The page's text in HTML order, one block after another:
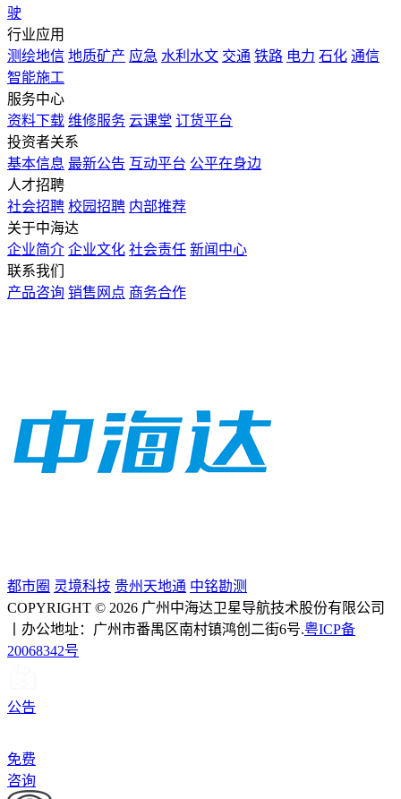
驶
行业应用
测绘地信 地质矿产 应急 水利水文 交通 铁路 电力 石化 通信
智能施工
服务中心
资料下载 维修服务 云课堂 订货平台
投资者关系
基本信息 最新公告 互动平台 公平在身边
人才招聘
社会招聘 校园招聘 内部推荐
关于中海达
企业简介 企业文化 社会责任 新闻中心
联系我们
产品咨询 销售网点 商务合作
都市圈 灵境科技 贵州天地通 中铭勘测
COPYRIGHT © 2026 广州中海达卫星导航技术股份有限公司
丨办公地址：广州市番禺区南村镇鸿创二街6号.粤ICP备
20068342号
公告
免费
咨询